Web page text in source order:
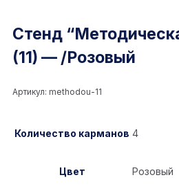
Стенд
(11) — /Розовый
Артикул: methodou-11
Количество карманов 4
Цвет Розовый